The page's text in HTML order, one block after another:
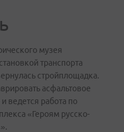
музея
транспорта
стройплощадка.
асфальтовое
ведется работа по
«Героям русско-